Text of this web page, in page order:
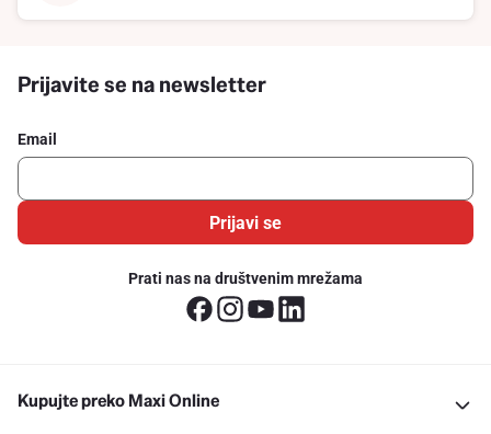
Prijavite se na newsletter
Email
Prijavi se
Prati nas na društvenim mrežama
Kupujte preko Maxi Online